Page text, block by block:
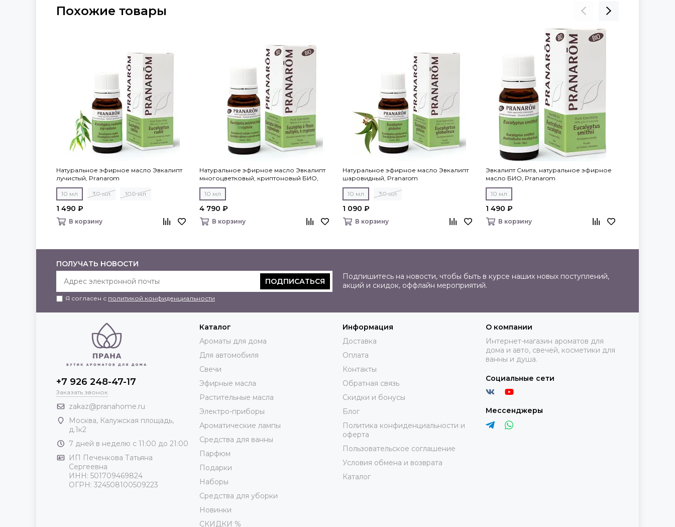
Похожие товары
Натуральное эфирное масло Эвкалипт
лучистый, Pranarom
10 мл 30 мл 100 мл
1 490 ₽
В корзину
Натуральное эфирное масло Эвкалипт
многоцветковый, криптоновый БИО,
Pranarom
10 мл
4 790 ₽
В корзину
Натуральное эфирное масло Эвкалипт
шаровидный, Pranarom
10 мл 30 мл
1 090 ₽
В корзину
Эвкалипт Смита, натуральное эфирное
масло БИО, Pranarom
10 мл
1 490 ₽
В корзину
ПОЛУЧАТЬ НОВОСТИ
ПОДПИСАТЬСЯ
Я согласен с политикой конфиденциальности
Подпишитесь на новости, чтобы быть в курсе наших новых поступлений,
акций и скидок, оффлайн мероприятий.
+7 926 248-47-17
Заказать звонок
zakaz@pranahome.ru
Москва, Калужская площадь,
д.1к2
7 дней в неделю с 11:00 до 21:00
ИП Печенкова Татьяна
Сергеевна
ИНН: 501709469824
ОГРН: 324508100509223
Каталог
Ароматы для дома
Для автомобиля
Свечи
Эфирные масла
Растительные масла
Электро-приборы
Ароматические лампы
Средства для ванны
Парфюм
Подарки
Наборы
Средства для уборки
Новинки
СКИДКИ %
Информация
Доставка
Оплата
Контакты
Обратная связь
Скидки и бонусы
Блог
Политика конфиденциальности и
оферта
Пользовательское соглашение
Условия обмена и возврата
Каталог
О компании
Интернет-магазин ароматов для
дома и авто, свечей, косметики для
ванны и душа.
Социальные сети
Мессенджеры